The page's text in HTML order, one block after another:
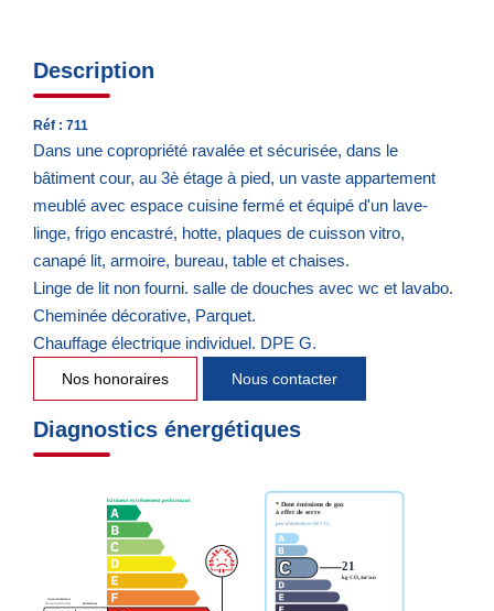
Description
Réf : 711
Dans une copropriété ravalée et sécurisée, dans le
bâtiment cour, au 3è étage à pied, un vaste appartement
meublé avec espace cuisine fermé et équipé d'un lave-
linge, frigo encastré, hotte, plaques de cuisson vitro,
canapé lit, armoire, bureau, table et chaises.
Linge de lit non fourni. salle de douches avec wc et lavabo.
Cheminée décorative, Parquet.
Chauffage électrique individuel. DPE G.
Nos honoraires Nous contacter
Diagnostics énergétiques